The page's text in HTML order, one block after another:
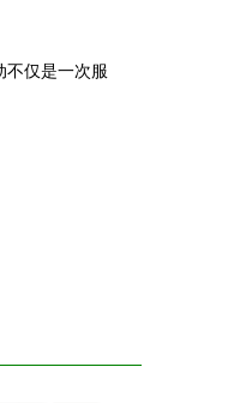
不仅是一次服